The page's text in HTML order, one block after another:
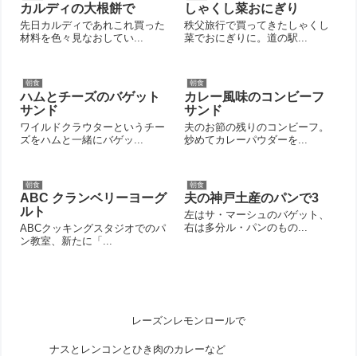
カルディの大根餅で
先日カルディであれこれ買った
材料を色々見なおしてい...
しゃくし菜おにぎり
秩父旅行で買ってきたしゃくし
菜でおにぎりに。道の駅...
朝食
ハムとチーズのバゲット
サンド
ワイルドクラウターというチー
ズをハムと一緒にバゲッ...
朝食
カレー風味のコンビーフ
サンド
夫のお節の残りのコンビーフ。
炒めてカレーパウダーを...
朝食
ABC クランベリーヨーグ
ルト
ABCクッキングスタジオでのパ
ン教室、新たに「...
朝食
夫の神戸土産のパンで3
左はサ・マーシュのバゲット、
右は多分ル・パンのもの...
レーズンレモンロールで
ナスとレンコンとひき肉のカレーなど